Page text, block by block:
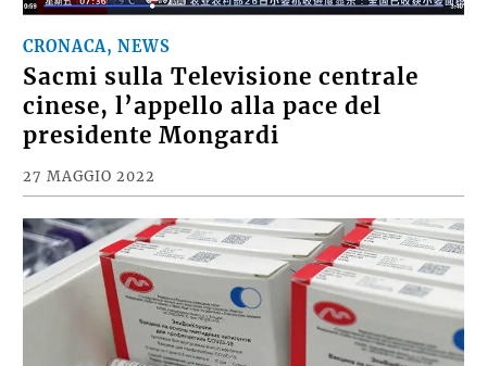
CRONACA, NEWS
Sacmi sulla Televisione centrale
cinese, l’appello alla pace del
presidente Mongardi
27 MAGGIO 2022